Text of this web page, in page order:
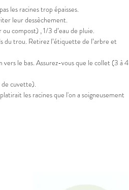
les racines trop épaisses.
leur dessèchement.
compost) , 1/3 d’eau de pluie.
du trou. Retirez l’étiquette de l’arbre et
vers le bas. Assurez-vous que le collet (3 à 4
de cuvette).
les racines que l'on a soigneusement